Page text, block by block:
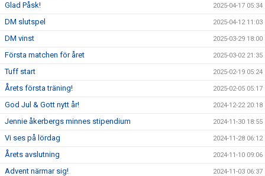
Glad Påsk! 2025-04-17 05:34
DM slutspel 2025-04-12 11:03
DM vinst 2025-03-29 18:00
Första matchen för året 2025-03-02 21:35
Tuff start 2025-02-19 05:24
Årets första träning! 2025-02-05 05:17
God Jul & Gott nytt år! 2024-12-22 20:18
Jennie åkerbergs minnes stipendium 2024-11-30 18:55
Vi ses på lördag 2024-11-28 06:12
Årets avslutning 2024-11-10 09:06
Advent närmar sig! 2024-11-03 06:37